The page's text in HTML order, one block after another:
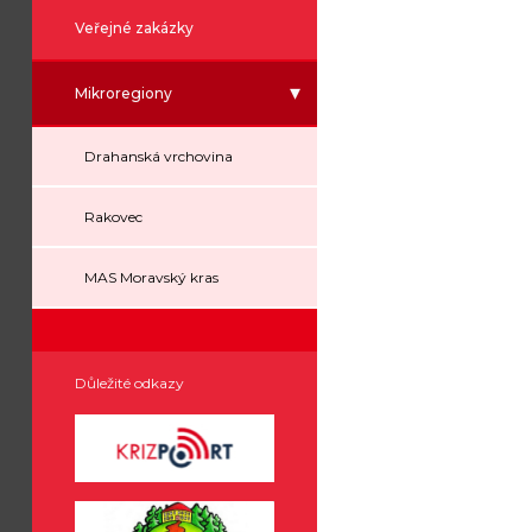
Veřejné zakázky
Mikroregiony
Drahanská vrchovina
Rakovec
MAS Moravský kras
Důležité odkazy